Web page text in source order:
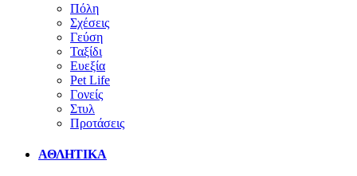
Πόλη
Σχέσεις
Γεύση
Ταξίδι
Ευεξία
Pet Life
Γονείς
Στυλ
Προτάσεις
ΑΘΛΗΤΙΚΑ